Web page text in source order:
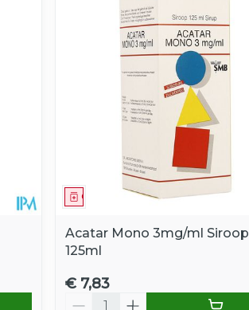
prijswaarden aan te passen.
Geneesmiddel
Acatar Mono 3mg/ml Siroop
125ml
€ 7,83
Aantal